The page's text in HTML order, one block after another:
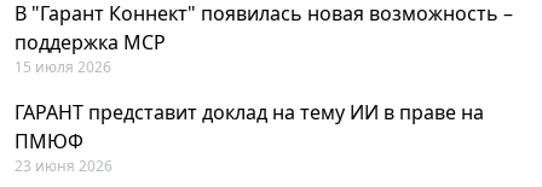
В "Гарант Коннект" появилась новая возможность –
поддержка MCP
15 июля 2026
ГАРАНТ представит доклад на тему ИИ в праве на
ПМЮФ
23 июня 2026